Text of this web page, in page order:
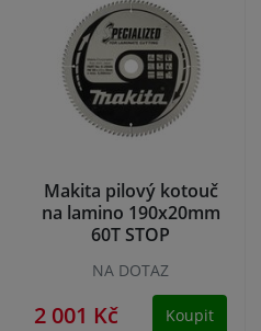
Makita pilový kotouč
na lamino 190x20mm
60T STOP
NA DOTAZ
2 001 Kč Koupit